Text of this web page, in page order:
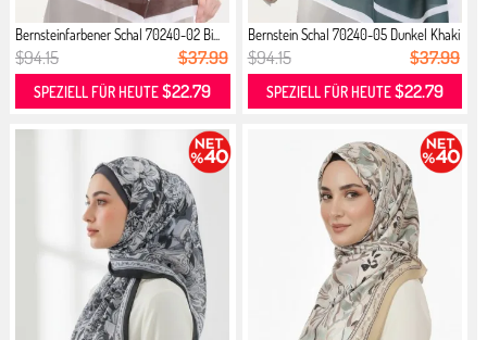
Bernsteinfarbener Schal 70240-02 Bi...
$94.15 $37.99
SPEZIELL FÜR HEUTE$22.79
Bernstein Schal 70240-05 Dunkel Khaki
$94.15 $37.99
SPEZIELL FÜR HEUTE$22.79